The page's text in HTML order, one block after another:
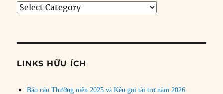
Tìm
đề
LINKS HỮU ÍCH
Báo cáo Thường niên 2025 và Kêu gọi tài trợ năm 2026